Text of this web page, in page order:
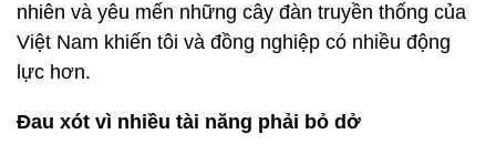
nhiên và yêu mến những cây đàn truyền thống của
Việt Nam khiến tôi và đồng nghiệp có nhiều động
lực hơn.
Đau xót vì nhiều tài năng phải bỏ dở